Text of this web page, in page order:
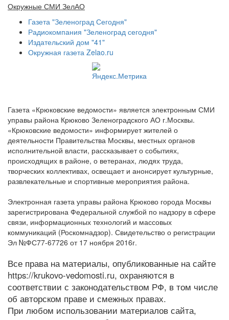
Окружные СМИ ЗелАО
Газета "Зеленоград Сегодня"
Радиокомпания "Зеленоград сегодня"
Издательский дом "41"
Окружная газета Zelao.ru
Газета «Крюковские ведомости» является электронным СМИ
управы района Крюково Зеленоградского АО г.Москвы.
«Крюковские ведомости» информирует жителей о
деятельности Правительства Москвы, местных органов
исполнительной власти, рассказывает о событиях,
происходящих в районе, о ветеранах, людях труда,
творческих коллективах, освещает и анонсирует культурные,
развлекательные и спортивные мероприятия района.
Электронная газета управы района Крюково города Москвы
зарегистрирована Федеральной службой по надзору в сфере
связи, информационных технологий и массовых
коммуникаций (Роскомнадзор). Свидетельство о регистрации
Эл №ФС77-67726 от 17 ноября 2016г.
Все права на материалы, опубликованные на сайте
https://krukovo-vedomosti.ru, охраняются в
соответствии с законодательством РФ, в том числе
об авторском праве и смежных правах.
При любом использовании материалов сайта,